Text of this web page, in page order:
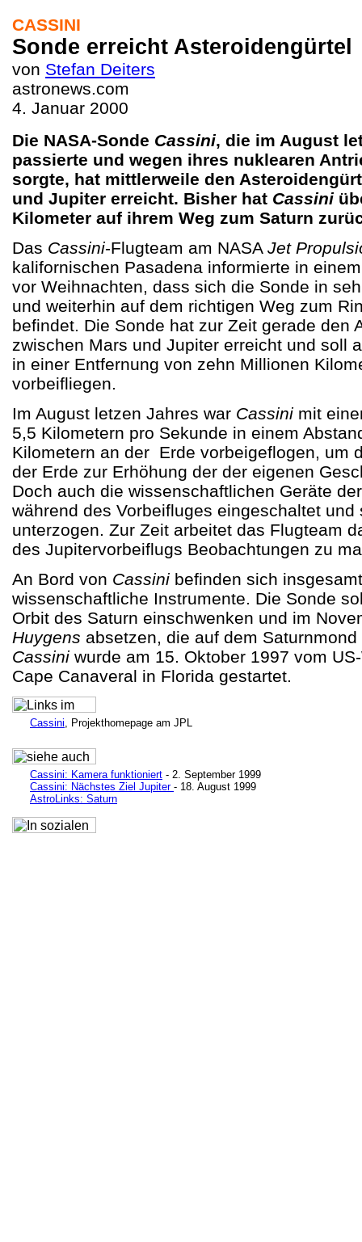
CASSINI
Sonde erreicht Asteroidengürtel
von Stefan Deiters
astronews.com
4. Januar 2000
Die NASA-Sonde Cassini, die im August
passierte und wegen ihres nuklearen
sorgte, hat mittlerweile den
und Jupiter erreicht. Bisher hat Cassini
Kilometer auf ihrem Weg zum Saturn
Das Cassini-Flugteam am NASA Jet
kalifornischen Pasadena informierte in
vor Weihnachten, dass sich die Sonde in
und weiterhin auf dem richtigen Weg zum
befindet. Die Sonde hat zur Zeit gerade den
zwischen Mars und Jupiter erreicht und soll
in einer Entfernung von zehn Millionen
vorbeifliegen.
Im August letzen Jahres war Cassini mit
5,5 Kilometern pro Sekunde in einem
Kilometern an der Erde vorbeigeflogen, um
der Erde zur Erhöhung der der eigenen
Doch auch die wissenschaftlichen Geräte
während des Vorbeifluges eingeschaltet und
unterzogen. Zur Zeit arbeitet das Flugteam
des Jupitervorbeiflugs Beobachtungen zu
An Bord von Cassini befinden sich
wissenschaftliche Instrumente. Die Sonde
Orbit des Saturn einschwenken und im
Huygens absetzen, die auf dem
Cassini wurde am 15. Oktober 1997 vom
Cape Canaveral in Florida gestartet.
Cassini, Projekthomepage am JPL
Cassini: Kamera funktioniert - 2. September 1999
Cassini: Nächstes Ziel Jupiter - 18. August 1999
AstroLinks: Saturn